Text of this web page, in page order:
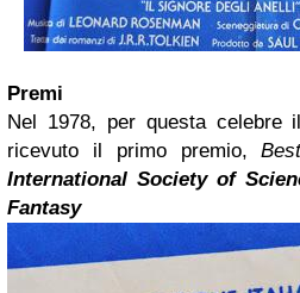
Premi
Nel 1978, per questa celebre
ricevuto il primo premio,
International Society of
Fantasy